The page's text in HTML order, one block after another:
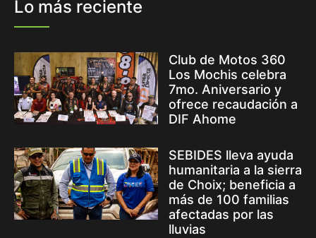
Lo más reciente
Club de Motos 360
Los Mochis celebra
7mo. Aniversario y
ofrece recaudación a
DIF Ahome
SEBIDES lleva ayuda
humanitaria a la sierra
de Choix; beneficia a
más de 100 familias
afectadas por las
lluvias